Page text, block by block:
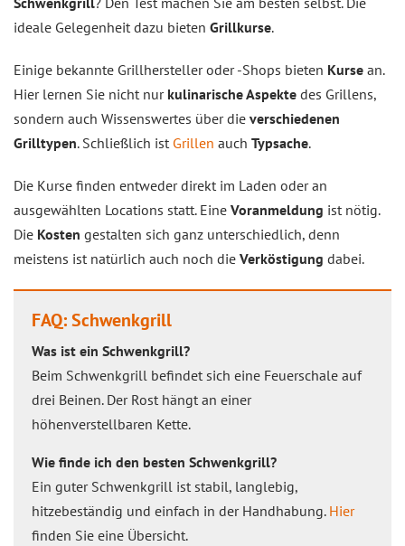
ideale Gelegenheit dazu bieten Grillkurse.
Einige bekannte Grillhersteller oder -Shops bieten Kurse an.
Hier lernen Sie nicht nur kulinarische Aspekte des Grillens,
sondern auch Wissenswertes über die verschiedenen
Grilltypen. Schließlich ist Grillen auch Typsache.
Die Kurse finden entweder direkt im Laden oder an
ausgewählten Locations statt. Eine Voranmeldung ist nötig.
Die Kosten gestalten sich ganz unterschiedlich, denn
meistens ist natürlich auch noch die Verköstigung dabei.
FAQ: Schwenkgrill
Was ist ein Schwenkgrill?
Beim Schwenkgrill befindet sich eine Feuerschale auf
drei Beinen. Der Rost hängt an einer
höhenverstellbaren Kette.
Wie finde ich den besten Schwenkgrill?
Ein guter Schwenkgrill ist stabil, langlebig,
hitzebeständig und einfach in der Handhabung. Hier
finden Sie eine Übersicht.